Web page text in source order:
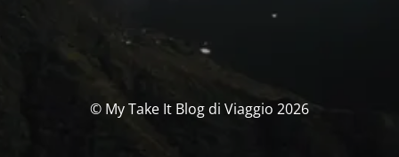
© My Take It Blog di Viaggio 2026